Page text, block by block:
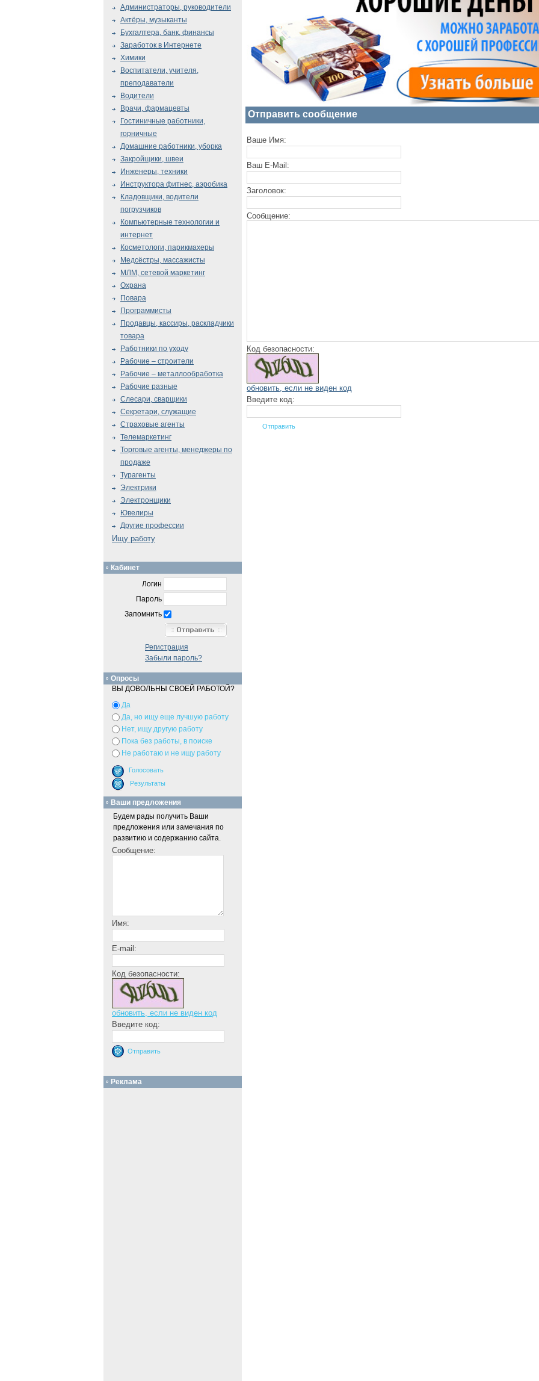
Отправить сообщение
Ваше Имя:
Ваш E-Mail:
Заголовок:
Сообщение:
Код безопасности:
обновить, если не виден код
Введите код:
Администраторы, руководители
Актёры, музыканты
Бухгалтера, банк, финансы
Заработок в Интернете
Химики
Воспитатели, учителя,
преподаватели
Водители
Врачи, фармацевты
Гостиничные работники,
горничные
Домашние работники, уборка
Закройщики, швеи
Инженеры, техники
Инструктора фитнес, аэробика
Кладовщики, водители
погрузчиков
Компьютерные технологии и
интернет
Косметологи, парикмахеры
Медсёстры, массажисты
МЛМ, сетевой маркетинг
Охрана
Повара
Программисты
Продавцы, кассиры, раскладчики
товара
Работники по уходу
Рабочие – строители
Рабочие – металлообработка
Рабочие разные
Слесари, сварщики
Секретари, служащие
Страховые агенты
Телемаркетинг
Торговые агенты, менеджеры по
продаже
Турагенты
Электрики
Электронщики
Ювелиры
Другие профессии
Ищу работу
Кабинет
Логин
Пароль
Запомнить
Регистрация
Забыли пароль?
Опросы
ВЫ ДОВОЛЬНЫ СВОЕЙ РАБОТОЙ?
Да
Да, но ищу еще лучшую работу
Нет, ищу другую работу
Пока без работы, в поиске
Не работаю и не ищу работу
Ваши предложения
Будем рады получить Ваши
предложения или замечания по
развитию и содержанию сайта.
Сообщение:
Имя:
E-mail:
Код безопасности:
обновить, если не виден код
Введите код:
Реклама